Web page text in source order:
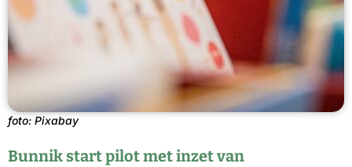
foto: Pixabay
Bunnik start pilot met inzet van